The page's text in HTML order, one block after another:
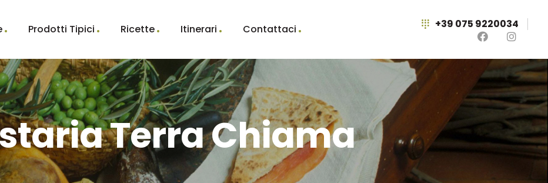
Prodotti Tipici Ricette Itinerari Contattaci +39 075 9220034
Terra Chiama